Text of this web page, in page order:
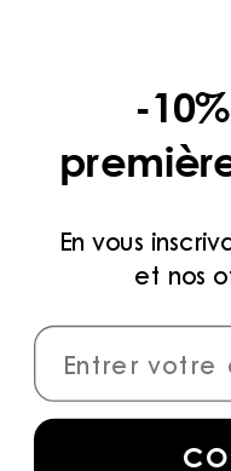
POLITIQUE DE
MÉTHODES DE
CONNECTER
pour
-
En vous
et nos